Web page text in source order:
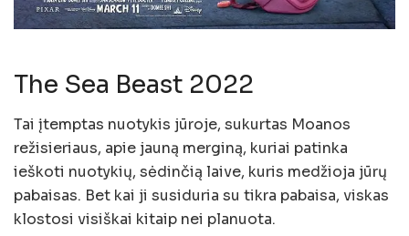
The Sea Beast 2022
Tai įtemptas nuotykis jūroje, sukurtas Moanos
režisieriaus, apie jauną merginą, kuriai patinka
ieškoti nuotykių, sėdinčią laive, kuris medžioja jūrų
pabaisas. Bet kai ji susiduria su tikra pabaisa, viskas
klostosi visiškai kitaip nei planuota.